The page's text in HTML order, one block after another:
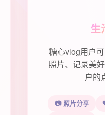
生
糖心vlog用户
照片、记录美
户的
📷 照片分享